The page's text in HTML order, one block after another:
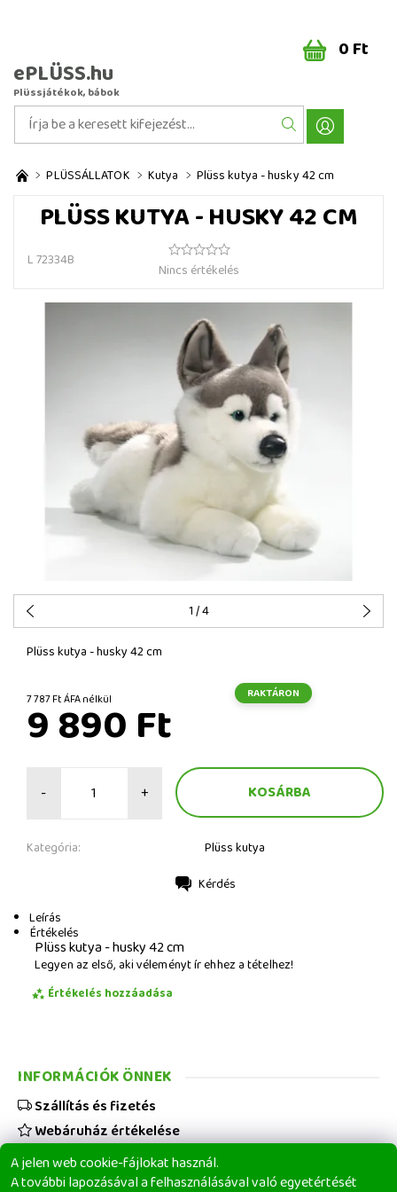
ePLÜSS.hu
Plüssjátékok, bábok
0 Ft
PLÜSSÁLLATOK Kutya Plüss kutya - husky 42 cm
PLÜSS KUTYA - HUSKY 42 CM
L 72334B
Nincs értékelés
1/ 4
Plüss kutya - husky 42 cm
7 787 Ft ÁFA nélkül RAKTÁRON
9 890 Ft
- +
Kategória: Plüss kutya
Kérdés
Leírás
Értékelés
Plüss kutya - husky 42 cm
Legyen az első, aki véleményt ír ehhez a tételhez!
Értékelés hozzáadása
A jelen web cookie-fájlokat használ.
A további lapozásával a felhasználásával való egyetértését
INFORMÁCIÓK ÖNNEK
Szállítás és fizetés
Webáruház értékelése
Viszonteladóknak
Üzleti feltételek